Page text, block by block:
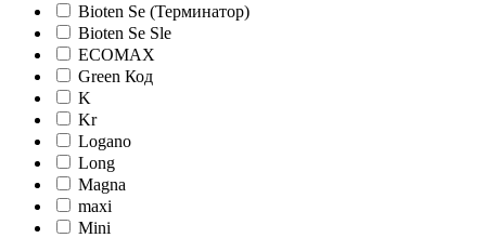
Bioten Se (Терминатор)
Bioten Se Sle
ECOMAX
Green Код
K
Kr
Logano
Long
Magna
maxi
Mini